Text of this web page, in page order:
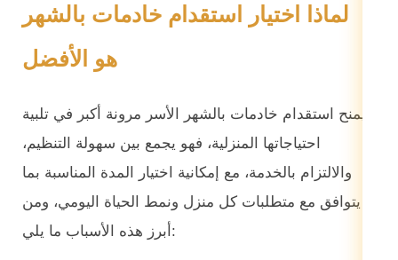
لماذا اختيار استقدام خادمات بالشهر
هو الأفضل
يمنح استقدام خادمات بالشهر الأسر مرونة أكبر في تلبية
احتياجاتها المنزلية، فهو يجمع بين سهولة التنظيم،
والالتزام بالخدمة، مع إمكانية اختيار المدة المناسبة بما
يتوافق مع متطلبات كل منزل ونمط الحياة اليومي، ومن
أبرز هذه الأسباب ما يلي: